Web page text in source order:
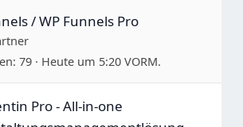
/ WP Funnels Pro
79 Heute um 5:20 VORM.
Pro - All-in-one